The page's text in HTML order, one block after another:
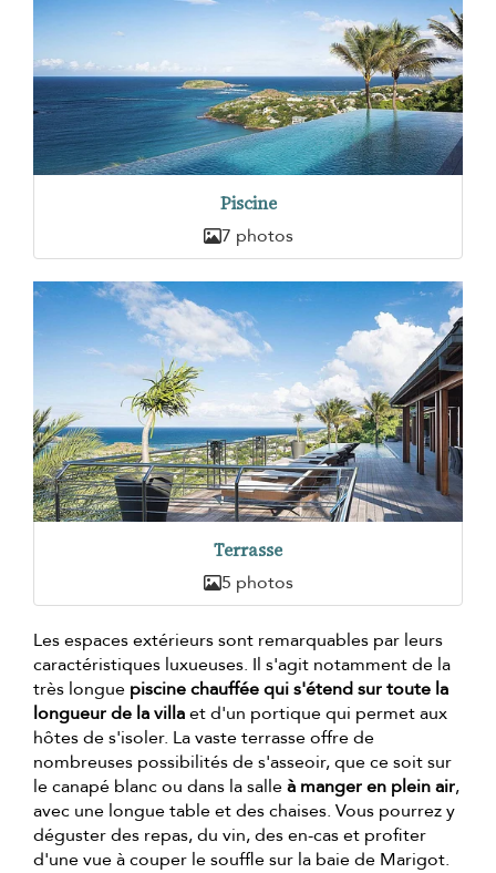
Piscine
7 photos
Terrasse
5 photos
Les espaces extérieurs sont remarquables par leurs
caractéristiques luxueuses. Il s'agit notamment de la
très longue piscine chauffée qui s'étend sur toute la
longueur de la villaet d'un portique qui permet aux
hôtes de s'isoler. La vaste terrasse offre de
nombreuses possibilités de s'asseoir, que ce soit sur
le canapé blanc ou dans la salleà manger en plein air,
avec une longue table et des chaises. Vous pourrez y
déguster des repas, du vin, des en-cas et profiter
d'une vue à couper le souffle sur la baie de Marigot.